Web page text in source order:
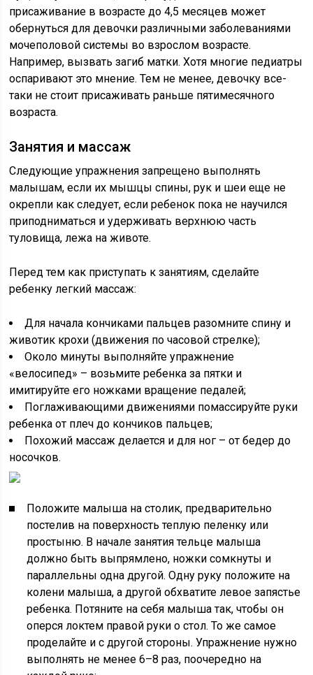
присаживание в возрасте до 4,5 месяцев может
обернуться для девочки различными заболеваниями
мочеполовой системы во взрослом возрасте.
Например, вызвать загиб матки. Хотя многие педиатры
оспаривают это мнение. Тем не менее, девочку все-
таки не стоит присаживать раньше пятимесячного
возраста.
Занятия и массаж
Следующие упражнения запрещено выполнять
малышам, если их мышцы спины, рук и шеи еще не
окрепли как следует, если ребенок пока не научился
приподниматься и удерживать верхнюю часть
туловища, лежа на животе.
Перед тем как приступать к занятиям, сделайте
ребенку легкий массаж:
Для начала кончиками пальцев разомните спину и
животик крохи (движения по часовой стрелке);
Около минуты выполняйте упражнение
«велосипед» – возьмите ребенка за пятки и
имитируйте его ножками вращение педалей;
Поглаживающими движениями помассируйте руки
ребенка от плеч до кончиков пальцев;
Похожий массаж делается и для ног – от бедер до
носочков.
Положите малыша на столик, предварительно
постелив на поверхность теплую пеленку или
простыню. В начале занятия тельце малыша
должно быть выпрямлено, ножки сомкнуты и
параллельны одна другой. Одну руку положите на
колени малыша, а другой обхватите левое запястье
ребенка. Потяните на себя малыша так, чтобы он
оперся локтем правой руки о стол. То же самое
проделайте и с другой стороны. Упражнение нужно
выполнять не менее 6–8 раз, поочередно на